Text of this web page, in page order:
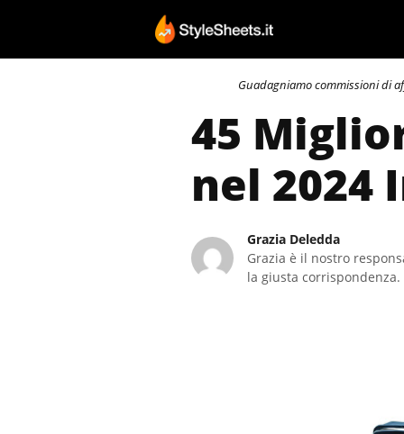
contenuto
Guadagniamo commissioni di
45
nel 2024
Grazia Deledda
Grazia è il nostro
la giusta